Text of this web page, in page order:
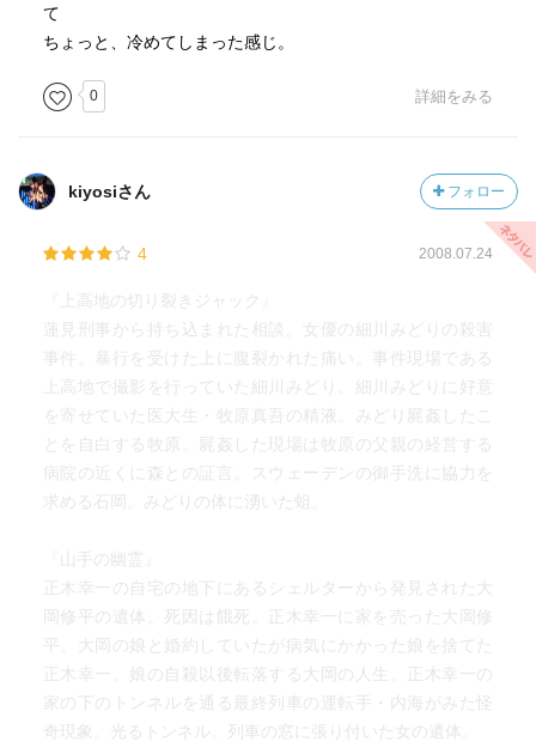
て
ちょっと、冷めてしまった感じ。
0 詳細をみる
kiyosiさん フォロー
4 2008.07.24
『上高地の切り裂きジャック』
蓮見刑事から持ち込まれた相談。女優の細川みどりの殺害
事件。暴行を受けた上に腹裂かれた痛い。事件現場である
上高地で撮影を行っていた細川みどり。細川みどりに好意
を寄せていた医大生・牧原真吾の精液。みどり屍姦したこ
とを自白する牧原。屍姦した現場は牧原の父親の経営する
病院の近くに森との証言。スウェーデンの御手洗に協力を
求める石岡。みどりの体に湧いた蛆。
『山手の幽霊』
正木幸一の自宅の地下にあるシェルターから発見された大
岡修平の遺体。死因は餓死。正木幸一に家を売った大岡修
平。大岡の娘と婚約していたが病気にかかった娘を捨てた
正木幸一。娘の自殺以後転落する大岡の人生。正木幸一の
家の下のトンネルを通る最終列車の運転手・内海がみた怪
奇現象。光るトンネル。列車の窓に張り付いた女の遺体。